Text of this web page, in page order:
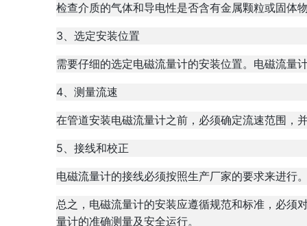
检查介质的气体和导电性是否含有金属颗粒或固体
3、选定安装位置
需要仔细的选定电磁流量计的安装位置。电磁流量
4、测量流速
在管道安装电磁流量计之前，必须确定流速范围，
5、接线和校正
电磁流量计的接线必须按照生产厂家的要求来进行
总之，电磁流量计的安装应遵循规范和标准，必须
量计的准确测量及安全运行。